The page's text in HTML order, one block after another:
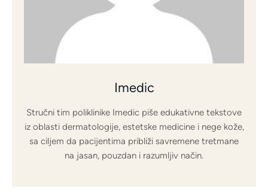
Imedic
Stručni tim poliklinike Imedic piše edukativne tekstove
iz oblasti dermatologije, estetske medicine i nege kože,
sa ciljem da pacijentima približi savremene tretmane
na jasan, pouzdan i razumljiv način.